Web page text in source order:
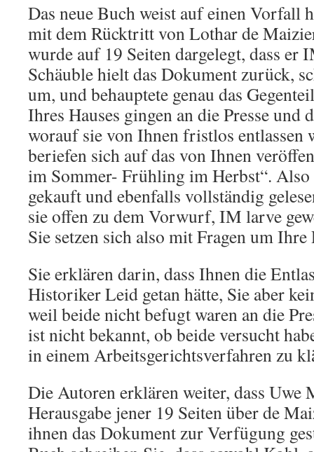
Das neue Buch weist auf einen Vorfall
mit dem Rücktritt von Lothar de
wurde auf 19 Seiten dargelegt, dass er
Schäuble hielt das Dokument zurück,
um, und behauptete genau das
Ihres Hauses gingen an die Presse und
worauf sie von Ihnen fristlos entlassen
beriefen sich auf das von Ihnen
im Sommer- Frühling im Herbst“. Also
gekauft und ebenfalls vollständig
sie offen zu dem Vorwurf, IM larve
Sie setzen sich also mit Fragen um Ihre
Sie erklären darin, dass Ihnen die
Historiker Leid getan hätte, Sie aber
weil beide nicht befugt waren an die
ist nicht bekannt, ob beide versucht
in einem Arbeitsgerichtsverfahren zu
Die Autoren erklären weiter, dass Uwe
Herausgabe jener 19 Seiten über de
ihnen das Dokument zur Verfügung